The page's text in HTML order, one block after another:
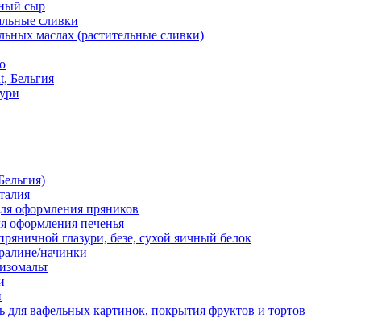
сыр
сливки
маслах (растительные сливки)
Бельгия
оформления пряников
оформления печенья
глазури, безе, сухой яичный белок
начинки
для вафельных картинок, покрытия фруктов и тортов